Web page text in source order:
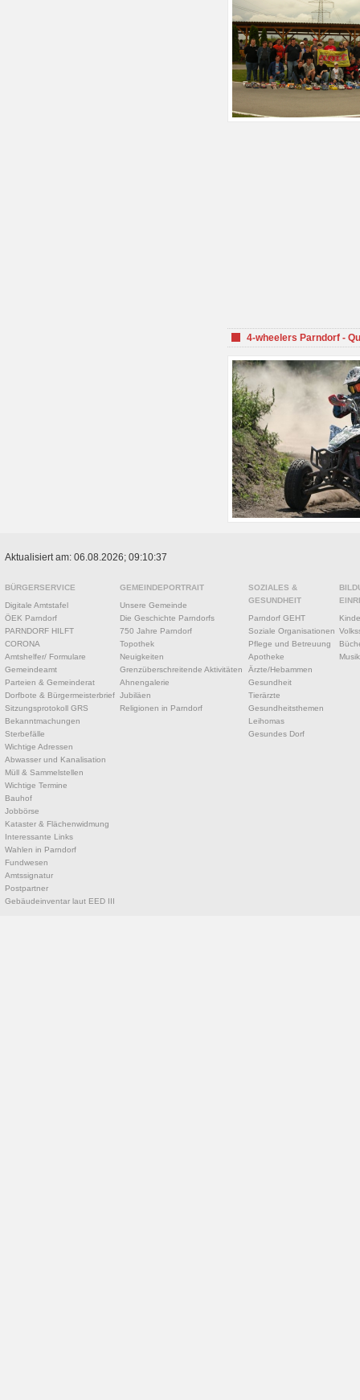
4-wheelers Parndorf -
Aktualisiert am: 06.08.2026; 09:10:37
BÜRGERSERVICE
Digitale Amtstafel
ÖEK Parndorf
PARNDORF HILFT
CORONA
Amtshelfer/ Formulare
Gemeindeamt
Parteien & Gemeinderat
Dorfbote & Bürgermeisterbrief
Sitzungsprotokoll GRS
Bekanntmachungen
Sterbefälle
Wichtige Adressen
Abwasser und Kanalisation
Müll & Sammelstellen
Wichtige Termine
Bauhof
Jobbörse
Kataster & Flächenwidmung
Interessante Links
Wahlen in Parndorf
Fundwesen
Amtssignatur
Postpartner
Gebäudeinventar laut EED III
GEMEINDEPORTRAIT
Unsere Gemeinde
Die Geschichte Parndorfs
750 Jahre Parndorf
Topothek
Neuigkeiten
Grenzüberschreitende Aktivitäten
Ahnengalerie
Jubiläen
Religionen in Parndorf
SOZIALES &
GESUNDHEIT
Parndorf GEHT
Soziale Organisationen
Pflege und Betreuung
Apotheke
Ärzte/Hebammen
Gesundheit
Tierärzte
Gesundheitsthemen
Leihomas
Gesundes Dorf